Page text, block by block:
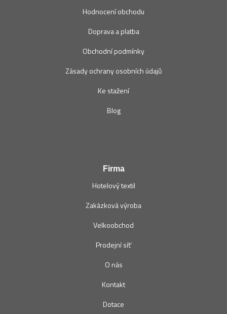
Hodnocení obchodu
Doprava a platba
Obchodní podmínky
Zásady ochrany osobních údajů
Ke stažení
Blog
Firma
Hotelový textil
Zakázková výroba
Velkoobchod
Prodejní síť
O nás
Kontakt
Dotace